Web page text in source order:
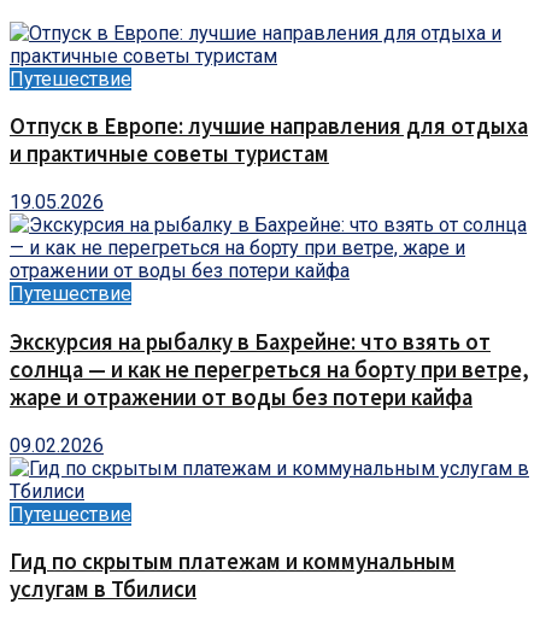
Путешествие
Отпуск в Европе: лучшие направления для отдыха
и практичные советы туристам
19.05.2026
Путешествие
Экскурсия на рыбалку в Бахрейне: что взять от
солнца — и как не перегреться на борту при ветре,
жаре и отражении от воды без потери кайфа
09.02.2026
Путешествие
Гид по скрытым платежам и коммунальным
услугам в Тбилиси